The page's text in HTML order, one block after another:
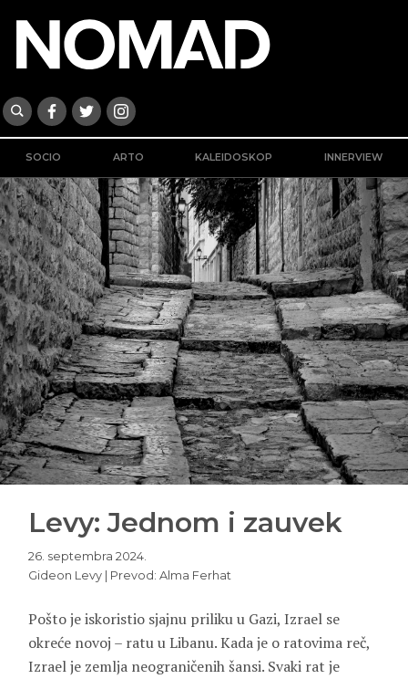
SOCIO ARTO KALEIDOSKOP INNERVIEW
Levy: Jednom i zauvek
26. septembra 2024.
Gideon Levy | Prevod: Alma Ferhat
Pošto je iskoristio sjajnu priliku u Gazi, Izrael se
okreće novoj – ratu u Libanu. Kada je o ratovima reč,
Izrael je zemlja neograničenih šansi. Svaki rat je